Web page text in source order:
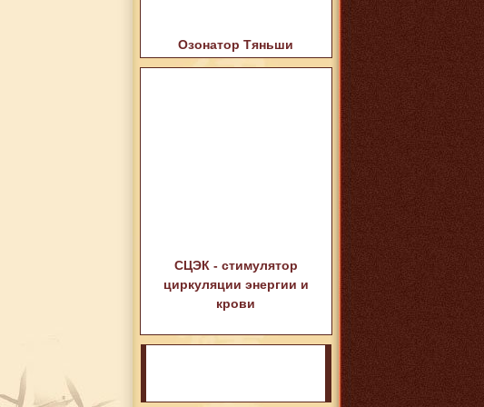
Озонатор Тяньши
СЦЭК - стимулятор
циркуляции энергии и
крови